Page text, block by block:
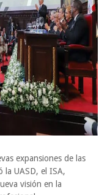
expansiones de las
la UASD, el ISA,
visión en la